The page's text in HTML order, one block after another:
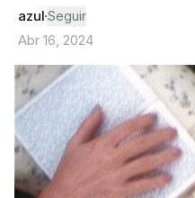
azul Seguir
Abr 16, 2024